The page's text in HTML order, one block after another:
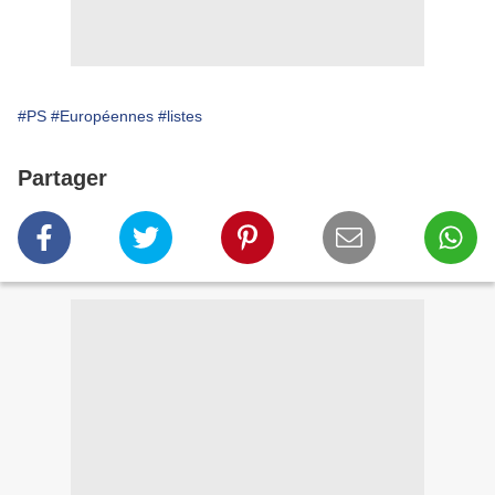
#PS #Européennes #listes
Partager